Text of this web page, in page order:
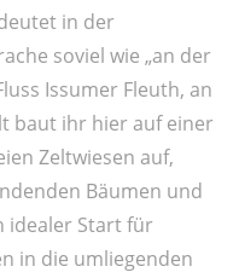
in der
soviel wie „an der
Issumer Fleuth, an
baut ihr hier auf einer
Zeltwiesen auf,
Bäumen und
idealer Start für
in die umliegenden